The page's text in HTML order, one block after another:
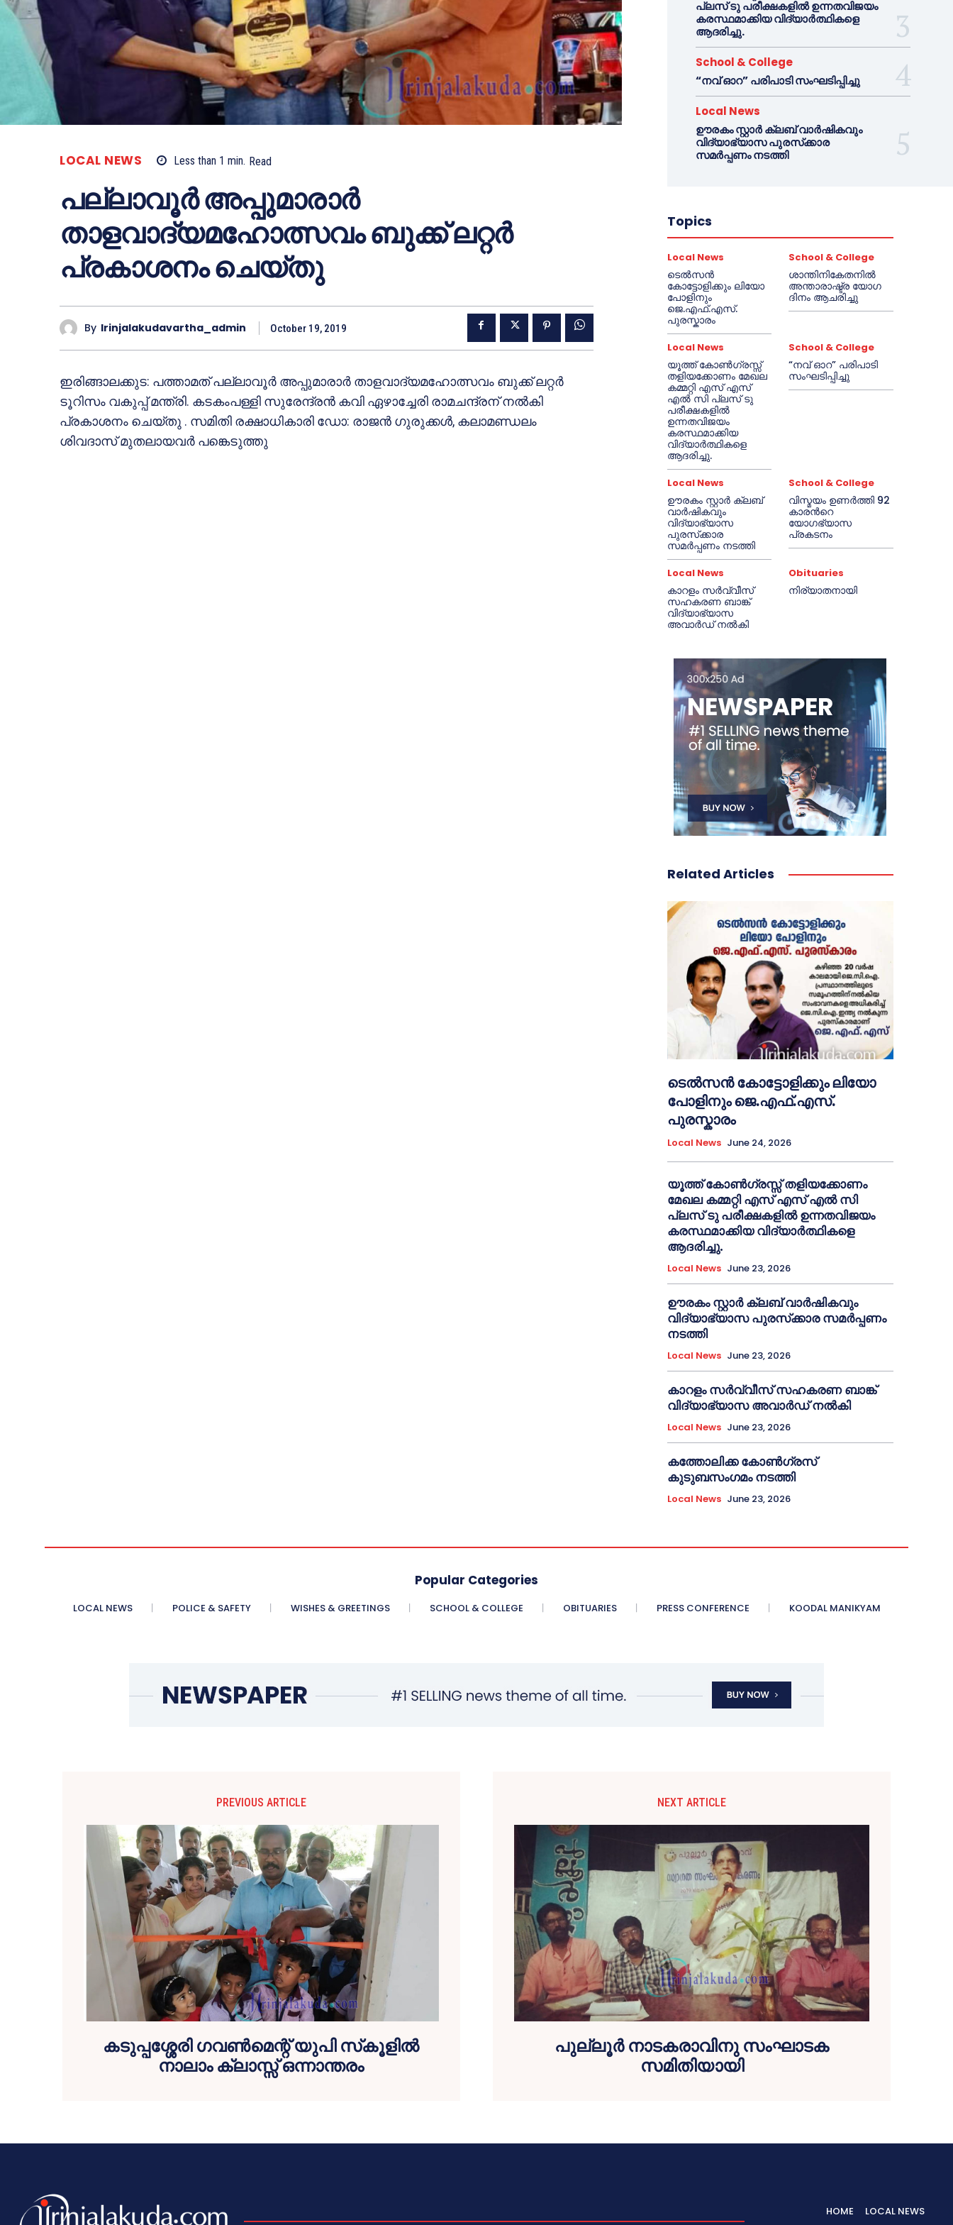
LOCAL NEWS Less than 1 min. Read
പല്ലാവൂര്‍ അപ്പുമാരാര്‍
താളവാദ്യമഹോത്സവം ബുക്ക് ലറ്റര്‍
പ്രകാശനം ചെയ്തു
By Irinjalakudavartha_admin October 19, 2019
ഇരിങ്ങാലക്കുട: പത്താമത് പല്ലാവൂര്‍ അപ്പുമാരാര്‍ താളവാദ്യമഹോത്സവം ബുക്ക് ലറ്റര്‍
ടൂറിസം വകുപ്പ് മന്ത്രി. കടകംപള്ളി സുരേന്ദ്രന്‍ കവി ഏഴാച്ചേരി രാമചന്ദ്രന് നല്‍കി
പ്രകാശനം ചെയ്തു . സമിതി രക്ഷാധികാരി ഡോ: രാജന്‍ ഗുരുക്കള്‍, കലാമണ്ഡലം
ശിവദാസ് മുതലായവര്‍ പങ്കെടുത്തു
പ്ലസ് ടു പരീക്ഷകളിൽ ഉന്നതവിജയം
കരസ്ഥമാക്കിയ വിദ്യാർത്ഥികളെ
ആദരിച്ചു.
School & College
“നവ് ഓറ” പരിപാടി സംഘടിപ്പിച്ചു
Local News
ഊരകം സ്റ്റാർ ക്ലബ് വാർഷികവും
വിദ്യാഭ്യാസ പുരസ്‌ക്കാര
സമർപ്പണം നടത്തി
Topics
Local News
ടെൽസൻ
കോട്ടോളിക്കും ലിയോ
പോളിനും
ജെ.എഫ്.എസ്.
പുരസ്കാരം
School & College
ശാന്തിനികേതനിൽ
അന്താരാഷ്ട്ര യോഗ
ദിനം ആചരിച്ചു
Local News
യൂത്ത് കോൺഗ്രസ്സ്
തളിയക്കോണം മേഖല
കമ്മറ്റി എസ് എസ്
എൽ സി പ്ലസ് ടു
പരീക്ഷകളിൽ
ഉന്നതവിജയം
കരസ്ഥമാക്കിയ
വിദ്യാർത്ഥികളെ
ആദരിച്ചു.
School & College
“നവ് ഓറ” പരിപാടി
സംഘടിപ്പിച്ചു
Local News
ഊരകം സ്റ്റാർ ക്ലബ്
വാർഷികവും
വിദ്യാഭ്യാസ
പുരസ്‌ക്കാര
സമർപ്പണം നടത്തി
School & College
വിസ്മയം ഉണർത്തി 92
കാരൻറെ
യോഗഭ്യാസ
പ്രകടനം
Local News
കാറളം സർവ്വീസ്
സഹകരണ ബാങ്ക്
വിദ്യാഭ്യാസ
അവാർഡ് നൽകി
Obituaries
നിര്യാതനായി
Related Articles
ടെൽസൻ കോട്ടോളിക്കും ലിയോ
പോളിനും ജെ.എഫ്.എസ്.
പുരസ്കാരം
Local News June 24, 2026
യൂത്ത് കോൺഗ്രസ്സ് തളിയക്കോണം
മേഖല കമ്മറ്റി എസ് എസ് എൽ സി
പ്ലസ് ടു പരീക്ഷകളിൽ ഉന്നതവിജയം
കരസ്ഥമാക്കിയ വിദ്യാർത്ഥികളെ
ആദരിച്ചു.
Local News June 23, 2026
ഊരകം സ്റ്റാർ ക്ലബ് വാർഷികവും
വിദ്യാഭ്യാസ പുരസ്‌ക്കാര സമർപ്പണം
നടത്തി
Local News June 23, 2026
കാറളം സർവ്വീസ് സഹകരണ ബാങ്ക്
വിദ്യാഭ്യാസ അവാർഡ് നൽകി
Local News June 23, 2026
കത്തോലിക്ക കോൺഗ്രസ്
കുടുബസംഗമം നടത്തി
Local News June 23, 2026
Popular Categories
LOCAL NEWS POLICE & SAFETY WISHES & GREETINGS SCHOOL & COLLEGE OBITUARIES PRESS CONFERENCE KOODAL MANIKYAM
PREVIOUS ARTICLE
കടുപ്പശ്ശേരി ഗവണ്‍മെന്റ് യുപി സ്‌കൂളില്‍
നാലാം ക്ലാസ്സ് ഒന്നാന്തരം
NEXT ARTICLE
പുല്ലൂര്‍ നാടകരാവിനു സംഘാടക
സമിതിയായി
HOME
LOCAL NEWS